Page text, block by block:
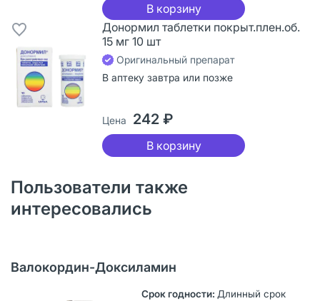
В корзину
Донормил таблетки покрыт.плен.об.
15 мг 10 шт
Оригинальный препарат
В аптеку завтра или позже
Цена 242 ₽
В корзину
Пользователи также
интересовались
Валокордин-Доксиламин
Длинный срок